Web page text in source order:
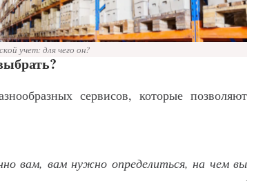
учет: для чего он?
сервисов, которые позволяют
вам, вам нужно определиться, на чем вы